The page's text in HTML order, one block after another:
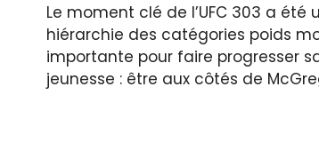
Le moment clé de l’UFC 303 a
hiérarchie des catégories poids
importante pour faire progresser
jeunesse : être aux côtés de